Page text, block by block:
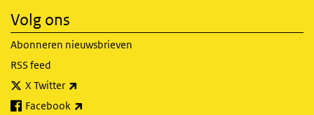
Volg ons
Abonneren nieuwsbrieven
RSS feed
X Twitter
Facebook